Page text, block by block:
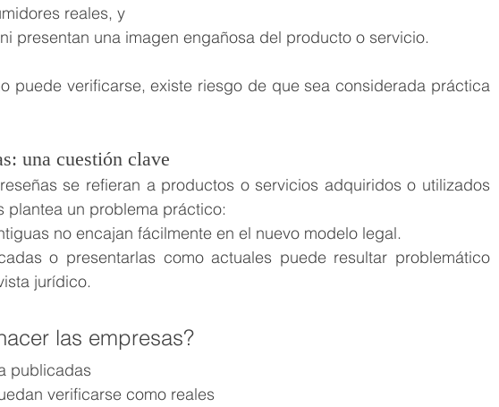
reales, y
presentan una imagen engañosa del producto o servicio.
puede verificarse, existe riesgo de que sea considerada práctica
una cuestión clave
se refieran a productos o servicios adquiridos o utilizados
plantea un problema práctico:
no encajan fácilmente en el nuevo modelo legal.
o presentarlas como actuales puede resultar problemático
jurídico.
las empresas?
publicadas
verificarse como reales